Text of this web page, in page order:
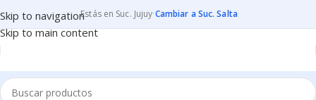
Skip to navigation
Skip to main content
Estás en Suc. Jujuy·Cambiar a Suc. Salta